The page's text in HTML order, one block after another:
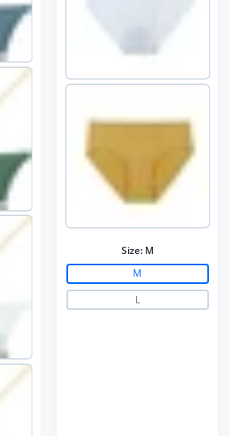
Size: M
M
L